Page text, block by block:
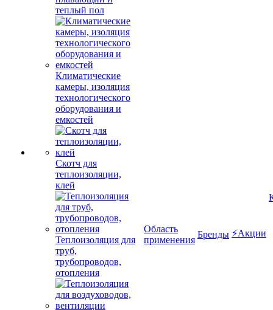
теплый пол
Климатические
камеры, изоляция
технологического
оборудования и
емкостей
Скотч для
теплоизоляции,
клей
Теплоизоляция для
труб,
трубопроводов,
отопления
Область
применения
Бренды ⚡Акции